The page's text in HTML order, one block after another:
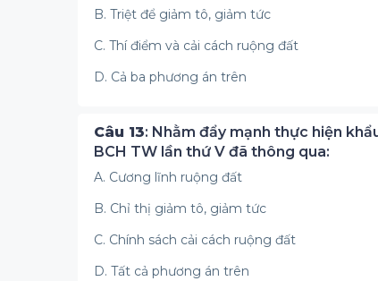
B. Triệt để giảm tô, giảm tức
C. Thí điểm và cải cách ruộng đất
D. Cả ba phương án trên
Câu 13: Nhằm đẩy mạnh thực hiện
BCH TW lần thứ V đã thông qua:
A. Cương lĩnh ruộng đất
B. Chỉ thị giảm tô, giảm tức
C. Chính sách cải cách ruộng đất
D. Tất cả phương án trên